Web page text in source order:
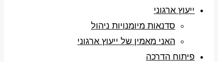
ייעוץ ארגוני
סדנאות מיומנויות ניהול
האני מאמין של ייעוץ ארגוני
פיתוח הדרכה